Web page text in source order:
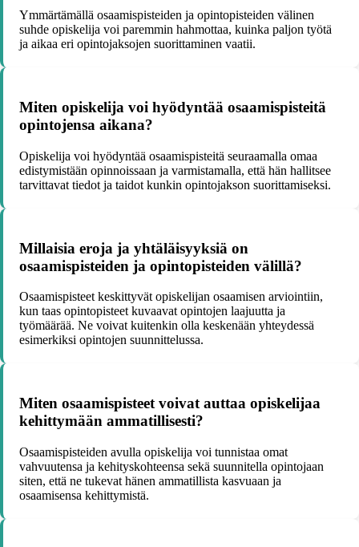
Ymmärtämällä osaamispisteiden ja opintopisteiden välinen
suhde opiskelija voi paremmin hahmottaa, kuinka paljon työtä
ja aikaa eri opintojaksojen suorittaminen vaatii.
Miten opiskelija voi hyödyntää osaamispisteitä
opintojensa aikana?
Opiskelija voi hyödyntää osaamispisteitä seuraamalla omaa
edistymistään opinnoissaan ja varmistamalla, että hän hallitsee
tarvittavat tiedot ja taidot kunkin opintojakson suorittamiseksi.
Millaisia eroja ja yhtäläisyyksiä on
osaamispisteiden ja opintopisteiden välillä?
Osaamispisteet keskittyvät opiskelijan osaamisen arviointiin,
kun taas opintopisteet kuvaavat opintojen laajuutta ja
työmäärää. Ne voivat kuitenkin olla keskenään yhteydessä
esimerkiksi opintojen suunnittelussa.
Miten osaamispisteet voivat auttaa opiskelijaa
kehittymään ammatillisesti?
Osaamispisteiden avulla opiskelija voi tunnistaa omat
vahvuutensa ja kehityskohteensa sekä suunnitella opintojaan
siten, että ne tukevat hänen ammatillista kasvuaan ja
osaamisensa kehittymistä.